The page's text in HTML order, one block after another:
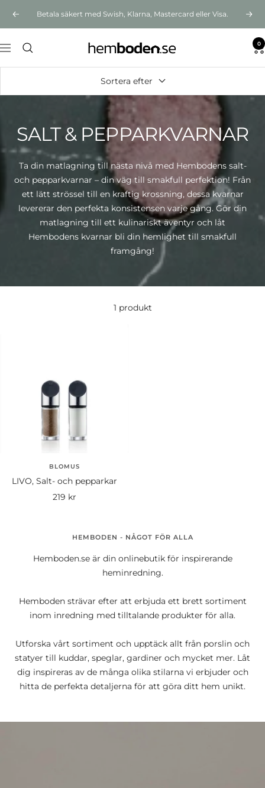
FöregåendeBetala säkert med Swish, Klarna, Mastercard eller Visa.
Navigering Hemboden 0
Sortera efter
SALT & PEPPARKVARNAR
Ta din matlagning till nästa nivå med Hembodens salt-
och pepparkvarnar – din väg till smakfull perfektion! Från
ett lätt strössel till en kraftig krossning, dessa kvarnar
levererar den perfekta konsistensen varje gång. Gör din
matlagning till ett kulinariskt äventyr och låt
Hembodens kvarnar bli din hemlighet till smakfull
framgång!
1 produkt
BLOMUS
LIVO, Salt- och pepparkar
Rea-
219 kr
HEMBODEN - NÅGOT FÖR ALLA
Hemboden.se är din onlinebutik för inspirerande
heminredning.
Hemboden strävar efter att erbjuda ett brett sortiment
inom inredning med tilltalande produkter för alla.
Utforska vårt sortiment och upptäck allt från porslin och
statyer till kuddar, speglar, gardiner och mycket mer. Låt
dig inspireras av de många olika stilarna vi erbjuder och
hitta de perfekta detaljerna för att göra ditt hem unikt.